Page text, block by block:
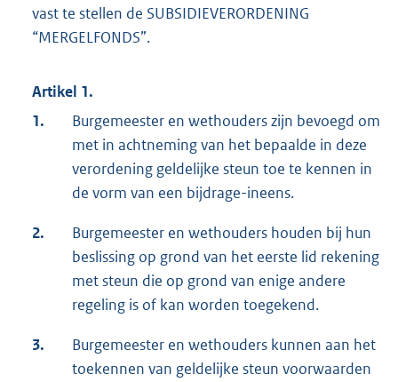
vast te stellen de SUBSIDIEVERORDENING
“MERGELFONDS”.
Artikel 1.
1.
Burgemeester en wethouders zijn bevoegd om
met in achtneming van het bepaalde in deze
verordening geldelijke steun toe te kennen in
de vorm van een bijdrage-ineens.
2.
Burgemeester en wethouders houden bij hun
beslissing op grond van het eerste lid rekening
met steun die op grond van enige andere
regeling is of kan worden toegekend.
3.
Burgemeester en wethouders kunnen aan het
toekennen van geldelijke steun voorwaarden